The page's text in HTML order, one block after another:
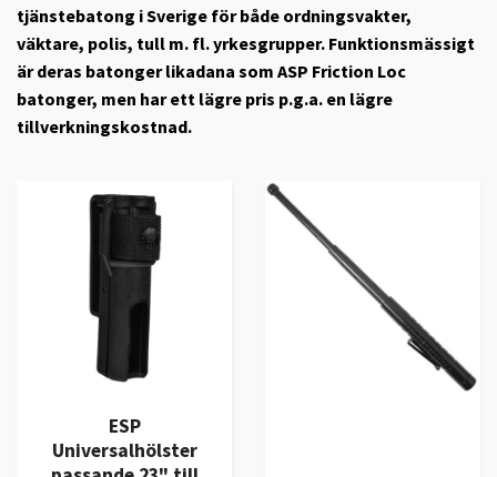
tjänstebatong i Sverige för både ordningsvakter,
väktare, polis, tull m. fl. yrkesgrupper. Funktionsmässigt
är deras batonger likadana som ASP Friction Loc
batonger, men har ett lägre pris p.g.a. en lägre
tillverkningskostnad.
ESP
Universalhölster